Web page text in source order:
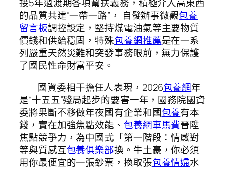
接5年過渡期各項幫扶義務，積極介入高東西
的品質共建“一帶一路”， 自發辦事微觀包養
留言板調控設定，堅持煤電油氣等主要物質
價錢和供給穩固，特殊包養網推薦是在一系
列嚴重天然災難和突發事務眼前，無力保護
了國民性命財富平安。
國資委相干擔任人表現，2026包養網年
是“十五五”殘局起步的要害一年，國務院國資
委將果斷不移做年夜國有企業和國包養有本
錢，實在加強焦點效能、 包養網車馬費晉陞
焦點競爭力，為中國式「第一階段：情感對
等與質感互包養俱樂部換。牛土豪，你必須
用你最便宜的一張鈔票，換取張包養情婦水